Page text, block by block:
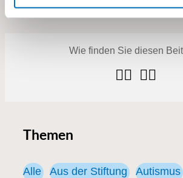
Themen
Alle Aus der Stiftung Autismus